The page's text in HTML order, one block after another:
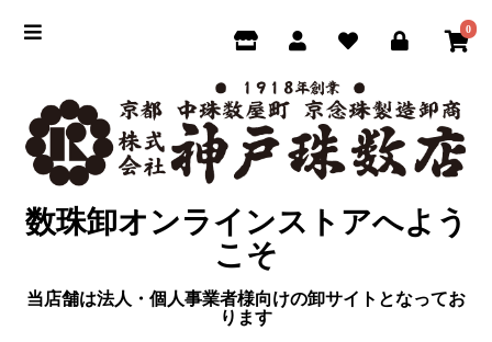
0
数珠卸オンラインストアへよう
こそ
当店舗は法人・個人事業者様向けの卸サイトとなってお
ります